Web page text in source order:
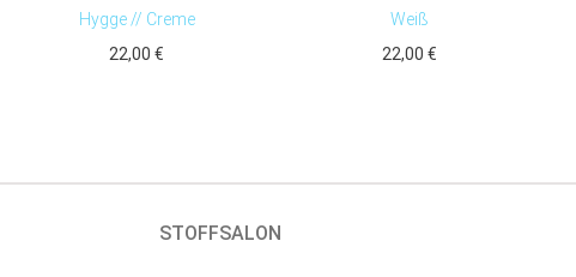
Hygge // Creme
22,00 €
Weiß
22,00 €
STOFFSALON